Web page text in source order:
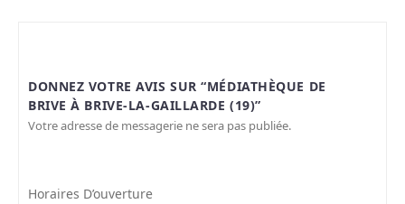
DONNEZ VOTRE AVIS SUR “MÉDIATHÈQUE DE
BRIVE À BRIVE-LA-GAILLARDE (19)”
Votre adresse de messagerie ne sera pas publiée.
Horaires D’ouverture